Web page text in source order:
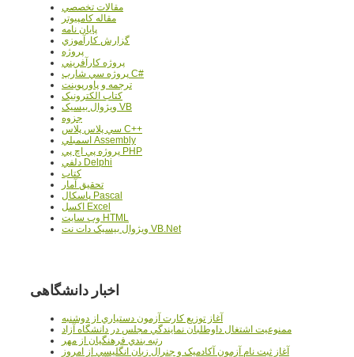
مقالات تخصصي
مقاله کامپیوتر
پایان نامه
گزارش کارآموزي
پروژه
پروژه کارآفريني
پروژه سي شارپ C#
ترجمه و پاورپوينت
کتاب الکترونيک
ويژوال بيسيک VB
جزوه
سي پلاس پلاس C++
اسمبلي Assembly
پروژه پي اچ پي PHP
دلفي Delphi
کتاب
تحقيق آمار
پاسکال Pascal
اکسل Excel
وب سايت HTML
ويژوال بيسيک دات نت VB.Net
اخبار دانشگاهی
آغاز توزيع کارت آزمون دستياري از دوشنبه
ممنوعيت اشتغال داوطلبان نمايندگي مجلس در دانشگاه آزاد
رتبه بندي فرهنگيان از مهر
آغاز ثبت نام آزمون آکادميک و جنرال زبان انگليسي از امروز